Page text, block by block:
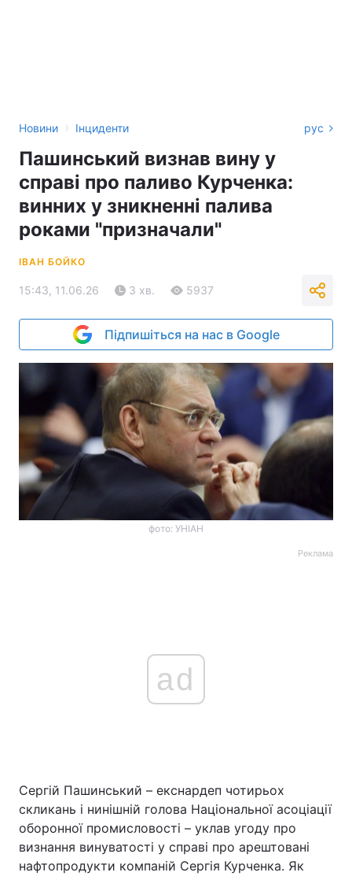
Новини › Інциденти рус
Пашинський визнав вину у
справі про паливо Курченка:
винних у зникненні палива
роками "призначали"
ІВАН БОЙКО
15:43, 11.06.26 3 хв. 5937
Підпишіться на нас в Google
фото: УНІАН
Реклама
ad
Сергій Пашинський – екснардеп чотирьох
скликань і нинішній голова Національної асоціації
оборонної промисловості – уклав угоду про
визнання винуватості у справі про арештовані
нафтопродукти компаній Сергія Курченка. Як